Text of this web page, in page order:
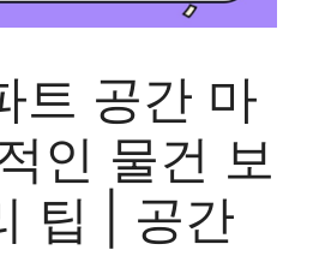
트 공간 마
인 물건 보
팁 | 공간